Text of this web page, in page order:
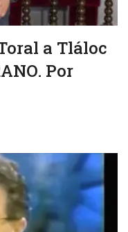
a Tláloc
Por